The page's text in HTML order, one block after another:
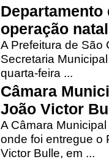
operação
A Prefeitura de São
Secretaria
quarta-feira ...
Câmara
João Victor
A Câmara
onde foi entregue o
Victor Bulle, em ...